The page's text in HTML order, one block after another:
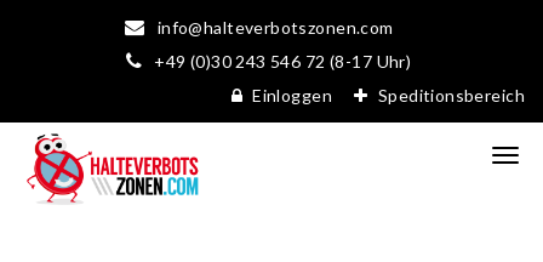
info@halteverbotszonen.com
+49 (0)30 243 546 72 (8-17 Uhr)
Einloggen
Speditionsbereich